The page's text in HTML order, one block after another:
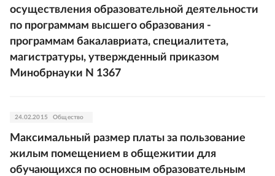
осуществления образовательной деятельности
по программам высшего образования -
программам бакалавриата, специалитета,
магистратуры, утвержденный приказом
Минобрнауки N 1367
24.02.2015 Общество
Максимальный размер платы за пользование
жилым помещением в общежитии для
обучающихся по основным образовательным